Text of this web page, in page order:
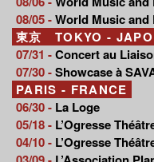
08/05 -World Music and
東京 TOKYO -
07/31 -Concert au
07/30 -Showcase à
PARIS - FRANCE
06/30 - La Loge
05/18 - L’Ogresse
04/10 - L’Ogresse